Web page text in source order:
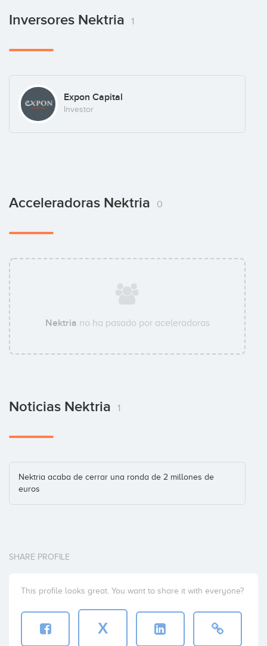
Inversores Nektria 1
Expon Capital
Investor
Acceleradoras Nektria 0
Nektria no ha pasado por aceleradoras
Noticias Nektria 1
Nektria acaba de cerrar una ronda de 2 millones de
euros
SHARE PROFILE
This profile looks great. You want to share it with everyone?
X